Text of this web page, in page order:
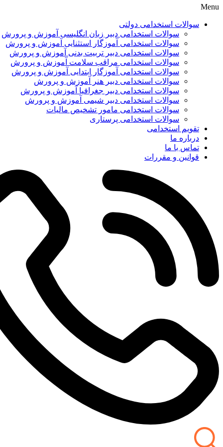
Menu
سوالات استخدامی دولتی
سوالات استخدامی دبیر زبان انگلیسی آموزش و پرورش
سوالات استخدامی آموزگار استثنایی آموزش و پرورش
سوالات استخدامی دبیر تربیت بدنی آموزش و پرورش
سوالات استخدامی مراقب سلامت آموزش و پرورش
سوالات استخدامی آموزگار ابتدایی آموزش و پرورش
سوالات استخدامی دبیر هنر آموزش و پرورش
سوالات استخدامی دبیر جغرافیا آموزش و پرورش
سوالات استخدامی دبیر شیمی آموزش و پرورش
سوالات استخدامی مامور تشخیص مالیات
سوالات استخدامی پرستاری
تقویم استخدامی
درباره ما
تماس با ما
قوانین و مقررات